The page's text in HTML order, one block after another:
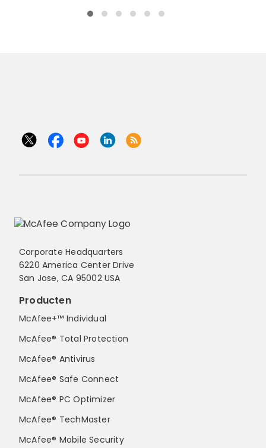
Corporate Headquarters
6220 America Center Drive
San Jose, CA 95002 USA
Producten
McAfee+™ Individual
McAfee® Total Protection
McAfee® Antivirus
McAfee® Safe Connect
McAfee® PC Optimizer
McAfee® TechMaster
McAfee® Mobile Security